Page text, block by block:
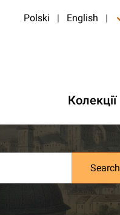
Polski | English |
Колекції
Search